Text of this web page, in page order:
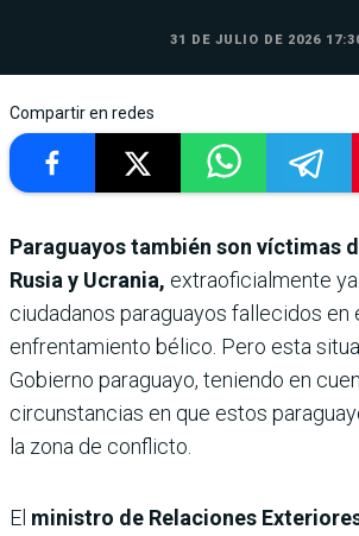
31 DE JULIO DE 2026
Compartir en redes
Paraguayos también son víctimas
Rusia y Ucrania, extraoficialmente
ciudadanos paraguayos fallecidos en
enfrentamiento bélico. Pero esta
Gobierno paraguayo, teniendo en
circunstancias en que estos
la zona de conflicto.
El ministro de Relaciones